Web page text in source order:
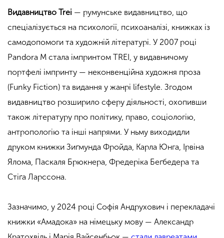
Видавництво Trei — румунське видавництво, що
спеціалізується на психології, психоаналізі, книжках із
самодопомоги та художній літературі. У 2007 році
Pandora M стала імпринтом TREI, у видавничому
портфелі імпринту — неконвенційна художня проза
(Funky Fiction) та видання у жанрі lifestyle. Згодом
видавництво розширило сферу діяльності, охопивши
також літературу про політику, право, соціологію,
антропологію та інші напрями. У ньму виходидли
друком книжки Зиґмунда Фройда, Карла Юнга, Ірвіна
Ялома, Паскаля Брюкнера, Фредеріка Беґбедера та
Стіґа Ларссона.
Зазначимо, у 2024 році Софія Андрухович і перекладачі
книжки «Амадока» на німецьку мову — Александр